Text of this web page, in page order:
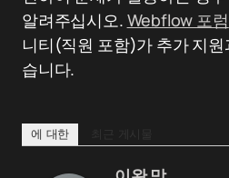
알려주십시오. Webflow 포럼
니티(직원 포함)가 추가 지
습니다.
에 대한